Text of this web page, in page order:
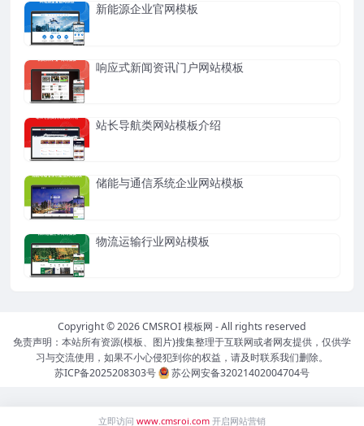
新能源企业官网模板
响应式新闻资讯门户网站模板
站长导航类网站模板介绍
储能与通信系统企业网站模板
物流运输行业网站模板
Copyright © 2026CMSROI 模板网 - All rights reserved
免责声明：本站所有资源(模板、图片)搜集整理于互联网或者网友提供，仅供学
习与交流使用，如果不小心侵犯到你的权益，请及时联系我们删除。
苏ICP备2025208303号
苏公网安备32021402004704号
立即访问 www.cmsroi.com 开启网站营销